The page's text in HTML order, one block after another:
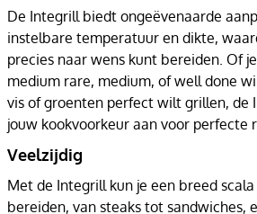
De Integrill biedt ongeëvenaarde
instelbare temperatuur en dikte,
precies naar wens kunt bereiden. Of
medium rare, medium, of well done
vis of groenten perfect wilt grillen, de
jouw kookvoorkeur aan voor perfecte
Veelzijdig
Met de Integrill kun je een breed
bereiden, van steaks tot sandwiches,